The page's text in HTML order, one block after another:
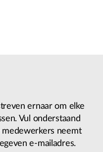
ernaar om elke
Vul onderstaand
neemt
e-mailadres.